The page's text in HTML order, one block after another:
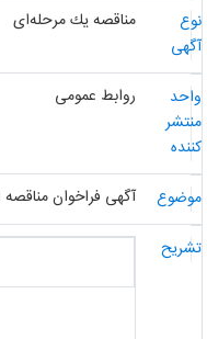
مناقصه یك مرحله‌ای
روابط عمومی
آگهی فراخوان